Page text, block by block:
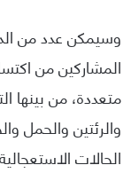
وسيمكن عدد من
المشاركين من
متعددة، من بينها
والرئتين والحمل
الحالات